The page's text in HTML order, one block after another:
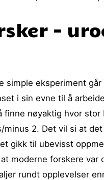
–
simple eksperiment
i sin evne til å
nøyaktig hvor
minus 2. Det vil si at
gikk til ubevisst
moderne forskere
rundt opplevelser